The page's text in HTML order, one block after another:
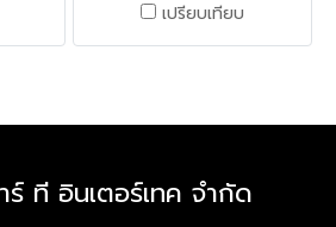
เปรียบเทียบ
ที อินเตอร์เทค จำกัด